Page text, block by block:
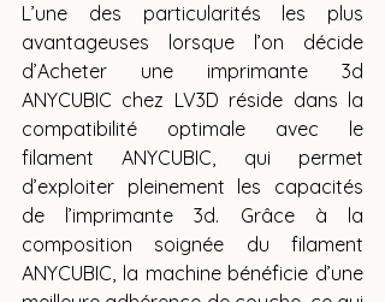
L’une des particularités les plus
avantageuses lorsque l’on décide
d’Acheter une imprimante 3d
ANYCUBIC chez LV3D réside dans la
compatibilité optimale avec le
filament ANYCUBIC, qui permet
d’exploiter pleinement les capacités
de l’imprimante 3d. Grâce à la
composition soignée du filament
ANYCUBIC, la machine bénéficie d’une